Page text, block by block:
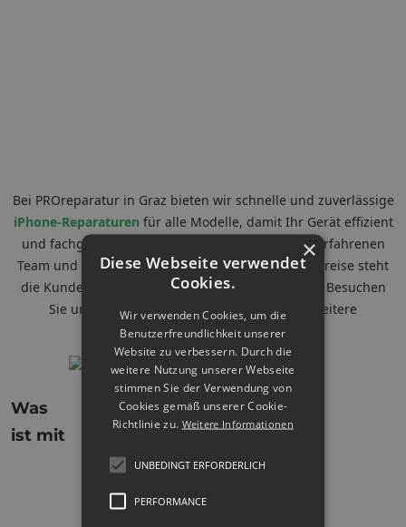
Bei PROreparatur in Graz bieten wir schnelle und zuverlässige
iPhone-Reparaturen für alle Modelle, damit Ihr Gerät effizient
und fachgerecht wieder funktioniert. Mit einem erfahrenen
Team und einem starken Fokus auf transparente Preise steht
die Kundenzufriedenheit bei uns an erster Stelle. Besuchen
Sie unsere Website für aktuelle Preise und weitere
Informationen:PROreparatur
Was
ist mit
×
Diese Webseite verwendet
Cookies.
Wir verwenden Cookies, um die
Benutzerfreundlichkeit unserer
Website zu verbessern. Durch die
weitere Nutzung unserer Webseite
stimmen Sie der Verwendung von
Cookies gemäß unserer Cookie-
Richtlinie zu. Weitere Informationen
UNBEDINGT ERFORDERLICH
PERFORMANCE